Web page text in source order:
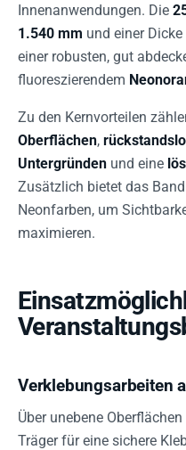
Innenanwendungen. Die
1.540 mm und einer Dicke
einer robusten, gut
fluoreszierendem
Zu den Kernvorteilen
Oberflächen,
Untergründen und eine
Zusätzlich bietet das
Neonfarben, um
maximieren.
Verklebungsarbeiten
Über unebene
Träger für eine sichere